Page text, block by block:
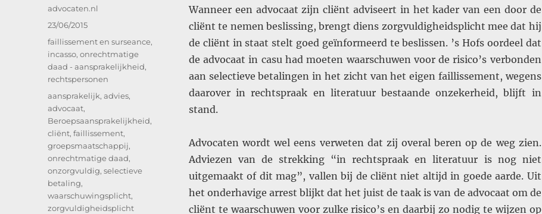
Wanneer een advocaat zijn cliënt adviseert in het kader van een door de
cliënt te nemen beslissing, brengt diens zorgvuldigheidsplicht mee dat hij
de cliënt in staat stelt goed geïnformeerd te beslissen. ’s Hofs oordeel dat
de advocaat in casu had moeten waarschuwen voor de risico’s verbonden
aan selectieve betalingen in het zicht van het eigen faillissement, wegens
daarover in rechtspraak en literatuur bestaande onzekerheid, blijft in
stand.
Advocaten wordt wel eens verweten dat zij overal beren op de weg zien.
Adviezen van de strekking “in rechtspraak en literatuur is nog niet
uitgemaakt of dit mag”, vallen bij de cliënt niet altijd in goede aarde. Uit
het onderhavige arrest blijkt dat het juist de taak is van de advocaat om de
cliënt te waarschuwen voor zulke risico’s en daarbij zo nodig te wijzen op
Auteur
advocaten.nl
Geplaatst
op
23/06/2015
Categorieën
faillissement en surseance,
incasso,onrechtmatige
daad - aansprakelijkheid,
rechtspersonen
Tags
aansprakelijk,advies,
advocaat,
Beroepsaansprakelijkheid,
cliënt,faillissement,
groepsmaatschappij,
onrechtmatige daad,
onzorgvuldig,selectieve
betaling,
waarschuwingsplicht,
zorgvuldigheidsplicht